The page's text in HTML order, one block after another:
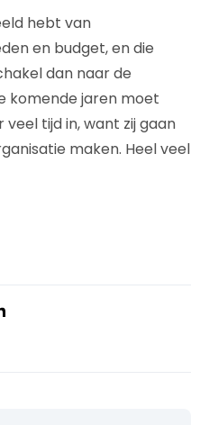
hebt van
en budget, en die
dan naar de
komende jaren moet
tijd in, want zij gaan
maken. Heel veel